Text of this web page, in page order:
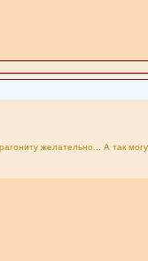
желательно... А так могу